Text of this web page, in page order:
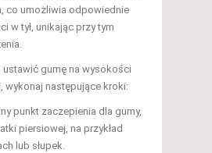
co umożliwia odpowiednie
w tył, unikając przy tym
ustawić gumę na wysokości
wykonaj następujące kroki:
punkt zaczepienia dla gumy,
piersiowej, na przykład
lub słupek.